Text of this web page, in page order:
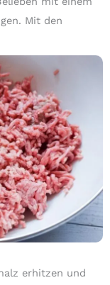
Mit den
erhitzen und